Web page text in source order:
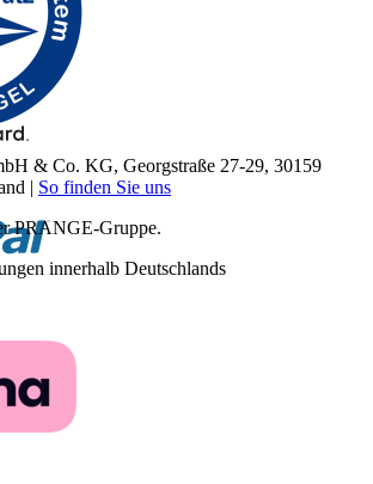
& Co. KG, Georgstraße 27-29, 30159
| So finden Sie uns
PRANGE-Gruppe.
innerhalb Deutschlands